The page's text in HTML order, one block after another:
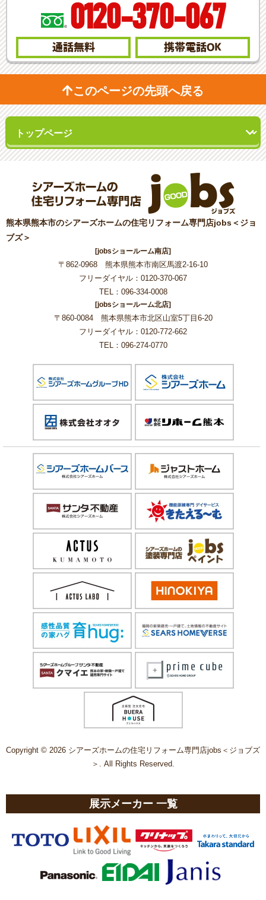
0120-370-067
通話無料 携帯電話OK
このページの先頭へ戻る
熊本県熊本市のシアーズホームの住宅リフォーム専門店jobs＜ジョ
ブズ＞
[jobsショールーム南店]
〒862-0968 熊本県熊本市南区馬渡2-16-10
フリーダイヤル：0120-370-067
TEL：096-334-0008
[jobsショールーム北店]
〒860-0084 熊本県熊本市北区山室5丁目6-20
フリーダイヤル：0120-772-662
TEL：096-274-0770
Copyright © 2026 シアーズホームの住宅リフォーム専門店jobs＜ジョブズ
＞. All Rights Reserved.
展示メーカー 一覧